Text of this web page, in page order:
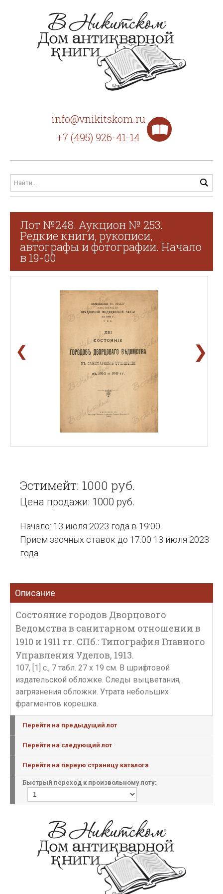
info@vnikitskom.ru
+7 (495) 926-41-14
Лот №248. Аукцион № 253.
Редкие книги, рукописи,
автографы и фотографии. Начало
в 19-00
❮ ❯
Эстимейт: 1000 руб.
Цена продажи: 1000 руб.
Начало: 13 июля 2023 года в 19:00
Прием заочных ставок до 17:00 13 июля 2023
года
Описание
Состояние городов Дворцового
Ведомства в санитарном отношении в
1910 и 1911 гг. СПб.: Типография Главного
Управления Уделов, 1913.
107, [1] с., 7 табл. 27 х 19 см. В шрифтовой
издательской обложке. Следы выцветания,
загрязнения обложки. Утрата небольших
фрагментов корешка.
Перейти на предыдущий лот
Перейти на следующий лот
Перейти на первую страницу каталога
Быстрый переход к произвольному лоту: